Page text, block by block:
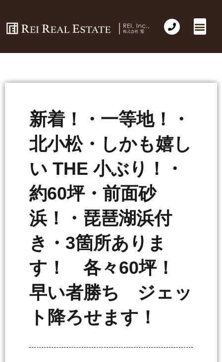
新着！・一等地！・
北小松・しかも嬉し
い THE 小ぶり！・
約60坪・前面砂
浜！・琵琶湖浜付
き・3箇所ありま
す！ 各々60坪！
早い者勝ち ジェッ
ト降ろせます！